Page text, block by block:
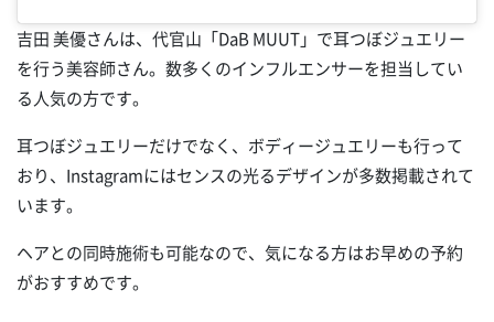
吉田 美優さんは、代官山「DaB MUUT」で耳つぼジュエリー
を行う美容師さん。数多くのインフルエンサーを担当してい
る人気の方です。
耳つぼジュエリーだけでなく、ボディージュエリーも行って
おり、Instagramにはセンスの光るデザインが多数掲載されて
います。
ヘアとの同時施術も可能なので、気になる方はお早めの予約
がおすすめです。